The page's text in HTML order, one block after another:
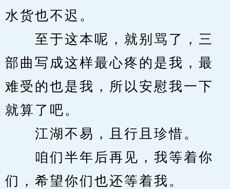
水货也不迟。
至于这本呢，就别骂了，三
部曲写成这样最心疼的是我，最
难受的也是我，所以安慰我一下
就算了吧。
江湖不易，且行且珍惜。
咱们半年后再见，我等着你
们，希望你们也还等着我。